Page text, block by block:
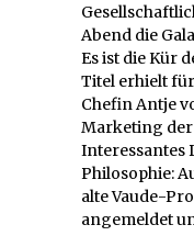
Abend die
Es ist die Kür
Titel erhielt für
Chefin Antje
Marketing
Interessantes
Philosophie:
alte Vaude-
angemeldet